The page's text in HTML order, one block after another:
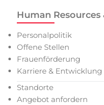
Human
Personalpolitik
Offene Stellen
Frauenförderung
Karriere & Entwicklung
Standorte
Angebot anfordern